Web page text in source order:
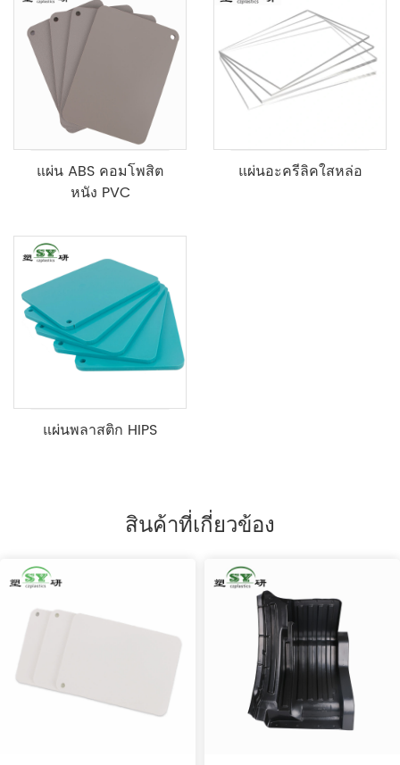
แผ่น ABS คอมโพสิต
หนัง PVC
แผ่นอะครีลิคใสหล่อ
แผ่นพลาสติก HIPS
สินค้าที่เกี่ยวข้อง